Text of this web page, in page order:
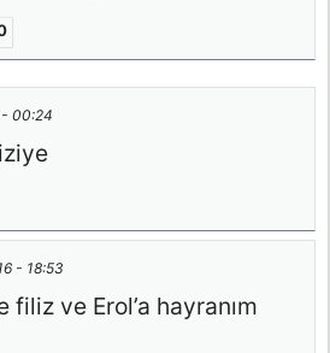
- 00:24
- 18:53
filiz ve Erol’a hayranım